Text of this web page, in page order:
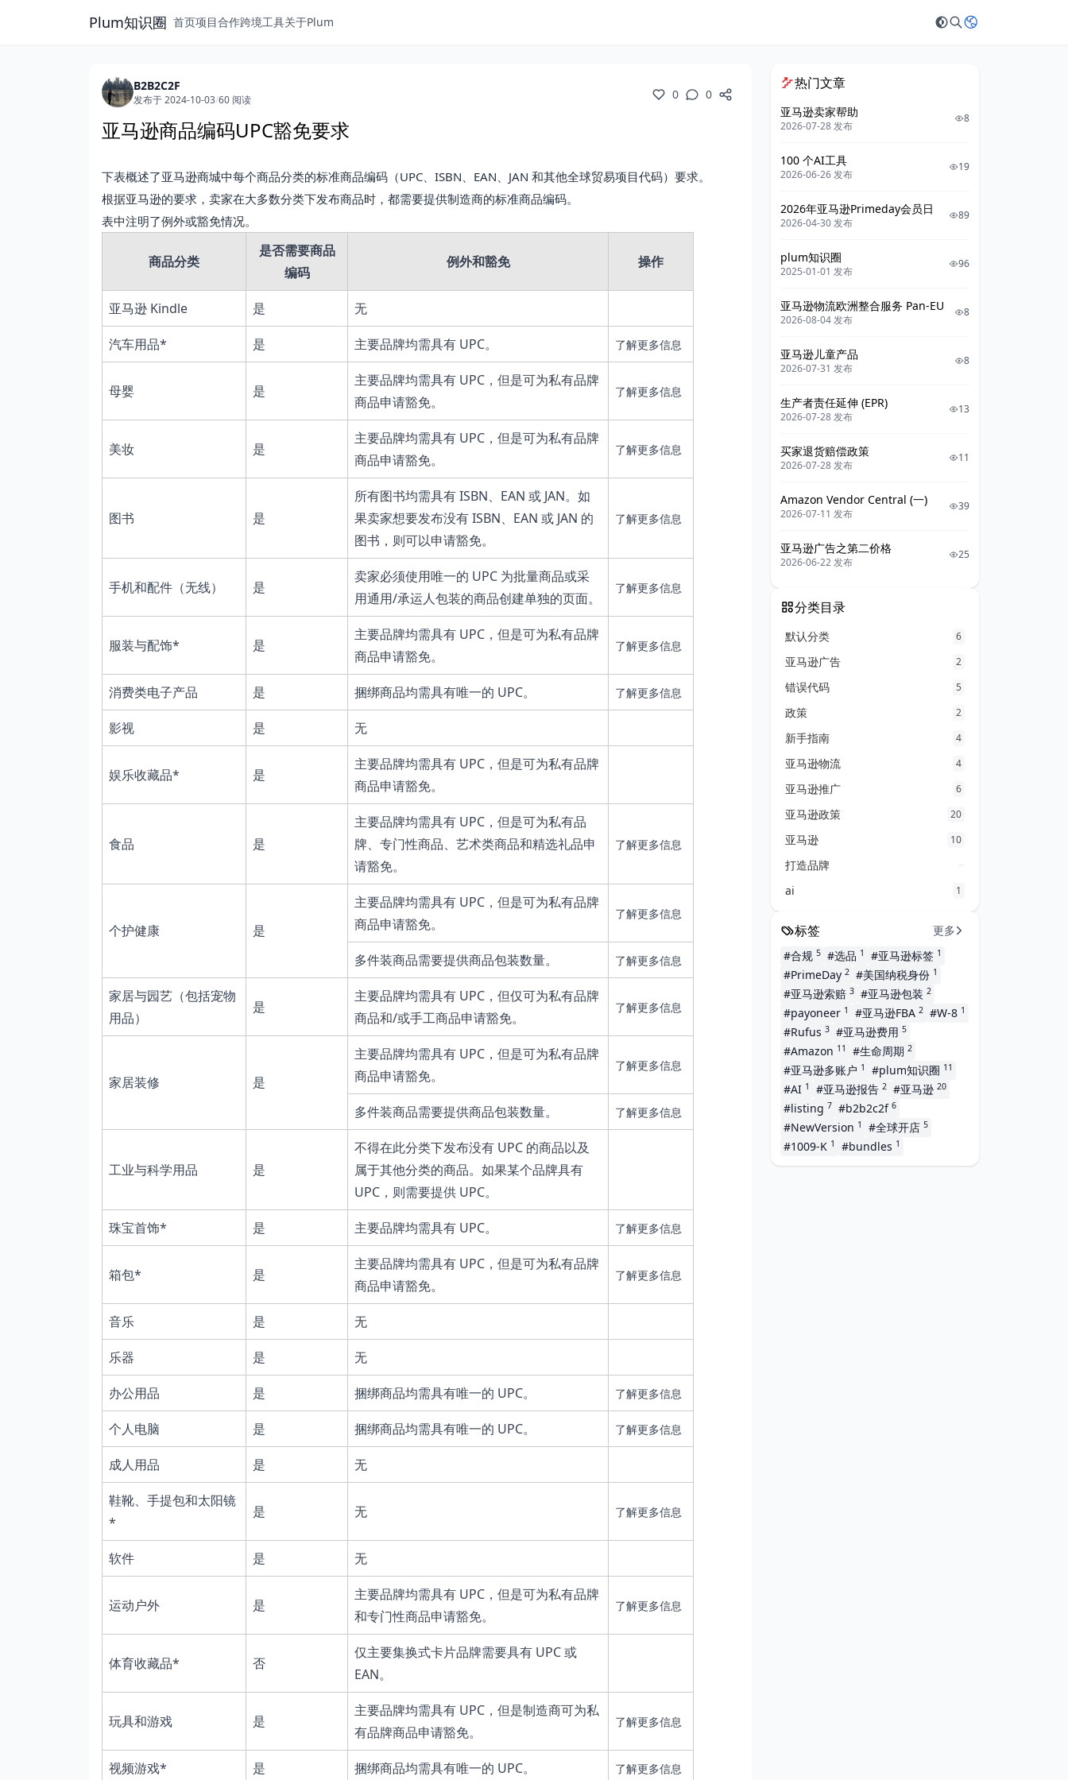
Plum知识圈 首页项目合作跨境工具关于Plum
B2B2C2F
发布于 2024-10-03/60 阅读 0 0
亚马逊商品编码UPC豁免要求
下表概述了亚马逊商城中每个商品分类的标准商品编码（UPC、ISBN、EAN、JAN 和其他全球贸易项目代码）要求。
根据亚马逊的要求，卖家在大多数分类下发布商品时，都需要提供制造商的标准商品编码。
表中注明了例外或豁免情况。
商品分类
是否需要商品
编码
例外和豁免 操作
亚马逊 Kindle 是 无
汽车用品* 是 主要品牌均需具有 UPC。 了解更多信息
母婴 是
主要品牌均需具有 UPC，但是可为私有品牌
商品申请豁免。
了解更多信息
美妆 是
主要品牌均需具有 UPC，但是可为私有品牌
商品申请豁免。
了解更多信息
图书 是
所有图书均需具有 ISBN、EAN 或 JAN。如
果卖家想要发布没有 ISBN、EAN 或 JAN 的
图书，则可以申请豁免。
了解更多信息
手机和配件（无线） 是
卖家必须使用唯一的 UPC 为批量商品或采
用通用/承运人包装的商品创建单独的页面。
了解更多信息
服装与配饰* 是
主要品牌均需具有 UPC，但是可为私有品牌
商品申请豁免。
了解更多信息
消费类电子产品 是 捆绑商品均需具有唯一的 UPC。 了解更多信息
影视 是 无
娱乐收藏品* 是
主要品牌均需具有 UPC，但是可为私有品牌
商品申请豁免。
食品 是
主要品牌均需具有 UPC，但是可为私有品
牌、专门性商品、艺术类商品和精选礼品申
请豁免。
了解更多信息
个护健康 是
主要品牌均需具有 UPC，但是可为私有品牌
商品申请豁免。
了解更多信息
多件装商品需要提供商品包装数量。 了解更多信息
家居与园艺（包括宠物
用品）
是
主要品牌均需具有 UPC，但仅可为私有品牌
商品和/或手工商品申请豁免。
了解更多信息
家居装修 是
主要品牌均需具有 UPC，但是可为私有品牌
商品申请豁免。
了解更多信息
多件装商品需要提供商品包装数量。 了解更多信息
工业与科学用品 是
不得在此分类下发布没有 UPC 的商品以及
属于其他分类的商品。如果某个品牌具有
UPC，则需要提供 UPC。
珠宝首饰* 是 主要品牌均需具有 UPC。 了解更多信息
箱包* 是
主要品牌均需具有 UPC，但是可为私有品牌
商品申请豁免。
了解更多信息
音乐 是 无
乐器 是 无
办公用品 是 捆绑商品均需具有唯一的 UPC。 了解更多信息
个人电脑 是 捆绑商品均需具有唯一的 UPC。 了解更多信息
成人用品 是 无
鞋靴、手提包和太阳镜
*
是 无 了解更多信息
软件 是 无
运动户外 是
主要品牌均需具有 UPC，但是可为私有品牌
和专门性商品申请豁免。
了解更多信息
体育收藏品* 否
仅主要集换式卡片品牌需要具有 UPC 或
EAN。
玩具和游戏 是
主要品牌均需具有 UPC，但是制造商可为私
有品牌商品申请豁免。
了解更多信息
视频游戏* 是 捆绑商品均需具有唯一的 UPC。 了解更多信息
热门文章
亚马逊卖家帮助
2026-07-28 发布
8
100 个AI工具
2026-06-26 发布
19
2026年亚马逊Primeday会员日
2026-04-30 发布
89
plum知识圈
2025-01-01 发布
96
亚马逊物流欧洲整合服务 Pan-EU
2026-08-04 发布
8
亚马逊儿童产品
2026-07-31 发布
8
生产者责任延伸 (EPR)
2026-07-28 发布
13
买家退货赔偿政策
2026-07-28 发布
11
Amazon Vendor Central (一)
2026-07-11 发布
39
亚马逊广告之第二价格
2026-06-22 发布
25
分类目录
默认分类 6
亚马逊广告 2
错误代码 5
政策 2
新手指南 4
亚马逊物流 4
亚马逊推广 6
亚马逊政策 20
亚马逊 10
打造品牌
ai
1
标签
更多
#合规 5 #选品 1 #亚马逊标签 1
#PrimeDay 2 #美国纳税身份 1
#亚马逊索赔 3 #亚马逊包装 2
#payoneer 1 #亚马逊FBA 2 #W-8 1
#Rufus 3 #亚马逊费用 5
#Amazon 11 #生命周期 2
#亚马逊多账户 1 #plum知识圈 11
#AI 1 #亚马逊报告 2 #亚马逊 20
#listing 7 #b2b2c2f 6
#NewVersion 1 #全球开店 5
#1009-K 1 #bundles 1